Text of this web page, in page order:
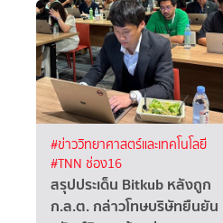
#ข่าววิทยาศาสตร์และเทคโนโลยี
#TNN ช่อง16
สรุปประเด็น Bitkub หลังถูก
ก.ล.ต. กล่าวโทษบริษัทยืนยัน